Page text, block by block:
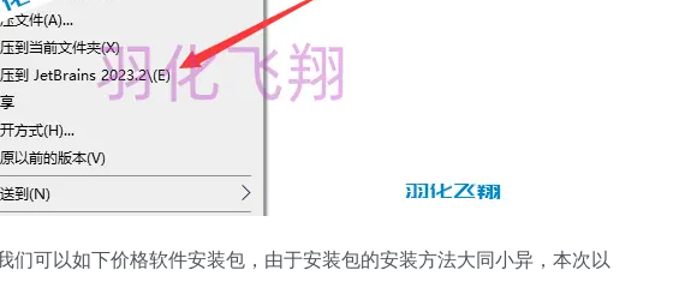
们可以如下价格软件安装包，由于安装包的安装方法大同小异，本次以